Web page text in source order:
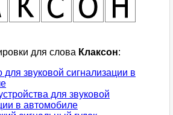
для слова Клаксон:
для звуковой сигнализации в
для звуковой
в автомобиле